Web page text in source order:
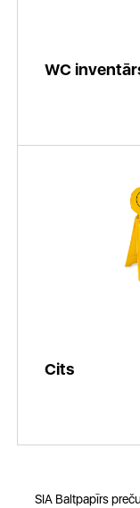
WC
Cits
SIA Baltpapīrs